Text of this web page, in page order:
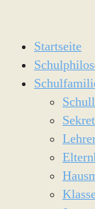
Startseite